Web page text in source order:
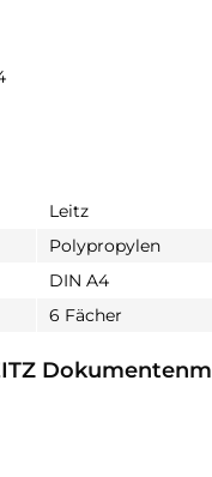
Leitz
Polypropylen
DIN A4
6 Fächer